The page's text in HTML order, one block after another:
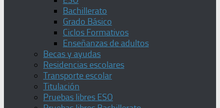
Bachillerato
Grado Básico
Ciclos Formativos
Enseñanzas de adultos
Becas y ayudas
Residencias escolares
Transporte escolar
Titulación
Pruebas libres ESO